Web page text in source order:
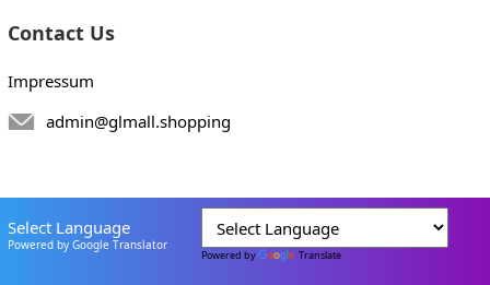
Contact Us
Impressum
admin@glmall.shopping
Select Language
Powered by Google Translator
Powered by Translate